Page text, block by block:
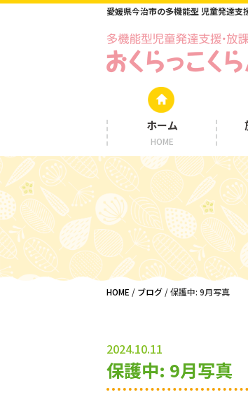
愛媛県今治市の多機能型 児童発達支
ホーム
HOME
HOME / ブログ /保護中: 9月写真
2024.10.11
保護中: 9月写真